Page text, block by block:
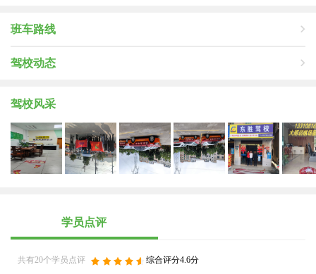
公司规章制度：严格规定教职人员与学员之间不得有任何经济
学员任何钱、财、物、礼品（不论学员是否自愿）或向学员借
班车路线
驾校动态
驾校风采
学员点评
共有20个学员点评 综合评分4.6分